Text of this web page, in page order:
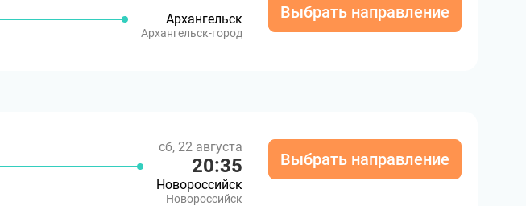
Архангельск
Архангельск-город
Выбрать направление
сб, 22 августа
20:35
Новороссийск
Новороссийск
Выбрать направление